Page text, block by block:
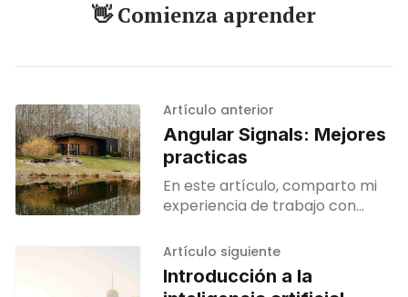
👋 Comienza aprender
Artículo anterior
Angular Signals: Mejores
practicas
En este artículo, comparto mi
experiencia de trabajo con
un año utilizándolas. ¿Cuándo
usar Signals?En plantillas;Para la
gestión
Artículo siguiente
Introducción a la